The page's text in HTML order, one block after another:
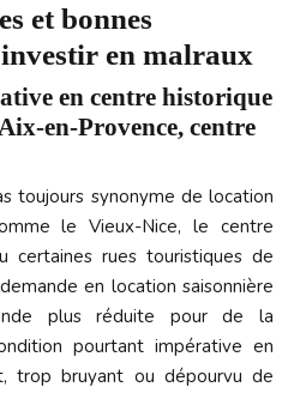
et bonnes
en malraux
en centre historique
en-Provence, centre
toujours synonyme de location
le Vieux-Nice, le centre
certaines rues touristiques de
en location saisonnière
plus réduite pour de la
pourtant impérative en
trop bruyant ou dépourvu de